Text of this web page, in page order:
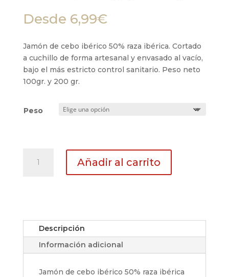
Desde 6,99€
Jamón de cebo ibérico 50% raza ibérica. Cortado
a cuchillo de forma artesanal y envasado al vacío,
bajo el más estricto control sanitario. Peso neto
100gr. y 200 gr.
Peso
cebo
ibérico
ibérica,
Añadir al carrito
Descripción
Información adicional
Jamón de cebo ibérico 50% raza ibérica